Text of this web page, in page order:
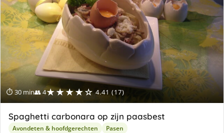
⏱ 30 min👥 4★★★★☆ 4.41 (17)
Spaghetti carbonara op zijn paasbest
Avondeten & hoofdgerechten Pasen